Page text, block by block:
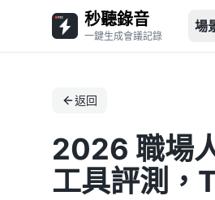
秒聽錄音
一鍵生成會議記錄
場
返回
2026 職場
工具評測，